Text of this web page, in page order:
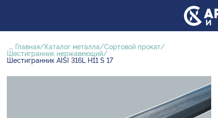
... Главная Каталог металла
Сортовой прокат
Шестигранник нержавеющий
Шестигранник AISI 316L H11 S 17